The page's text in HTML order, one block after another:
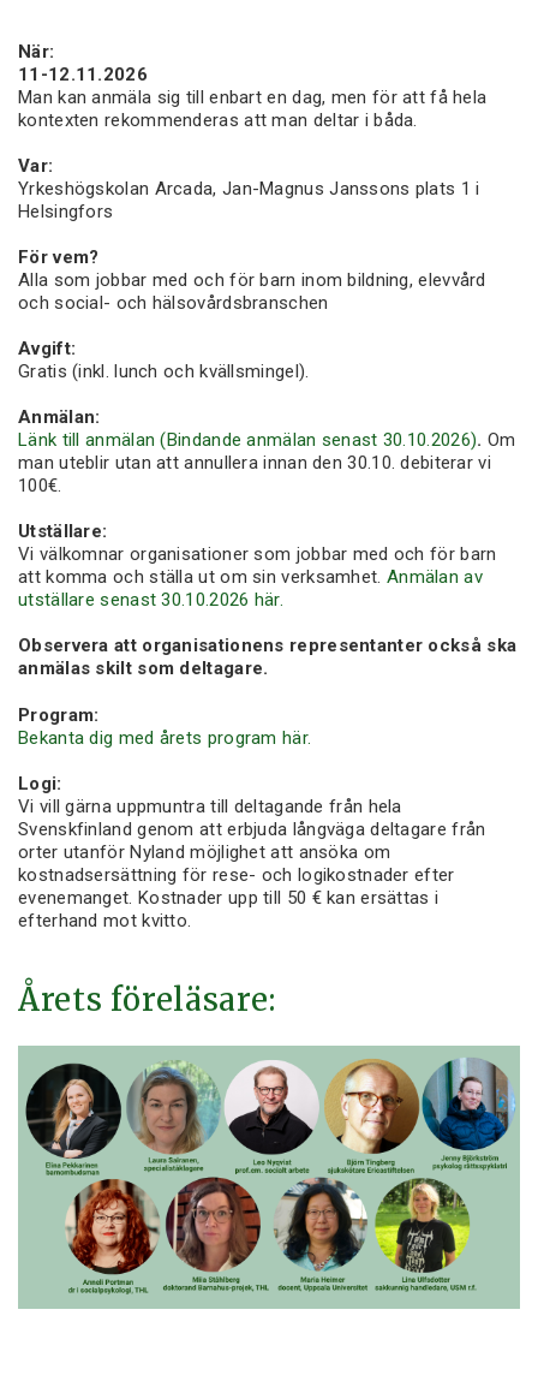
När:
11-12.11.2026
Man kan anmäla sig till enbart en dag, men för att få hela
kontexten rekommenderas att man deltar i båda.
Var:
Yrkeshögskolan Arcada, Jan-Magnus Janssons plats 1 i
Helsingfors
För vem?
Alla som jobbar med och för barn inom bildning, elevvård
och social- och hälsovårdsbranschen
Avgift:
Gratis (inkl. lunch och kvällsmingel).
Anmälan:
Länk till anmälan (Bindande anmälan senast 30.10.2026). Om
man uteblir utan att annullera innan den 30.10. debiterar vi
100€.
Utställare:
Vi välkomnar organisationer som jobbar med och för barn
att komma och ställa ut om sin verksamhet. Anmälan av
utställare senast 30.10.2026 här.
Observera att organisationens representanter också ska
anmälas skilt som deltagare.
Program:
Bekanta dig med årets program här.
Logi:
Vi vill gärna uppmuntra till deltagande från hela
Svenskfinland genom att erbjuda långväga deltagare från
orter utanför Nyland möjlighet att ansöka om
kostnadsersättning för rese- och logikostnader efter
evenemanget. Kostnader upp till 50 € kan ersättas i
efterhand mot kvitto.
Årets föreläsare: